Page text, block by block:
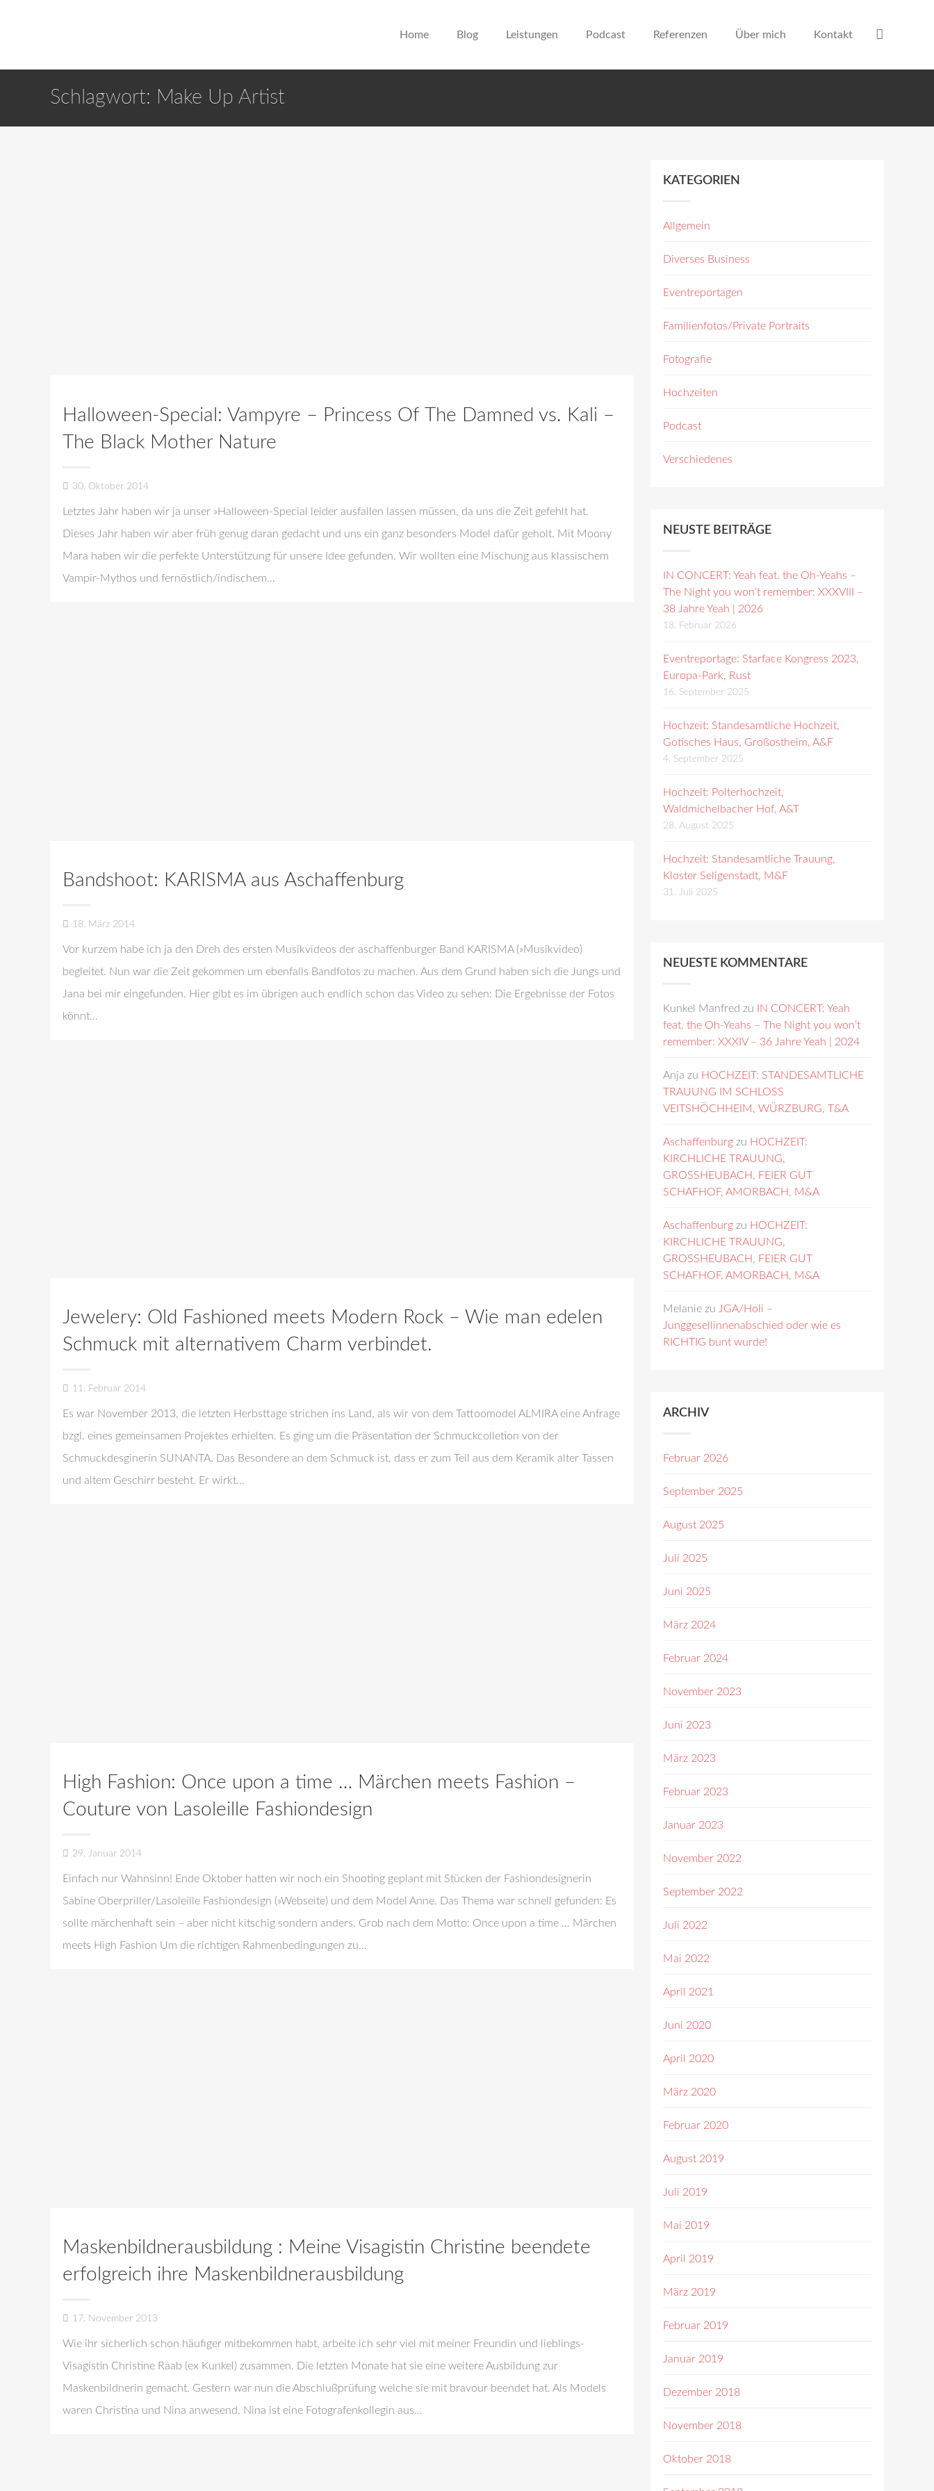
Home Blog Leistungen Podcast Referenzen Über mich Kontakt
Schlagwort: Make Up Artist
Halloween-Special: Vampyre – Princess Of The Damned vs. Kali –
The Black Mother Nature
30. Oktober 2014
Letztes Jahr haben wir ja unser »Halloween-Special leider ausfallen lassen müssen, da uns die Zeit gefehlt hat.
Dieses Jahr haben wir aber früh genug daran gedacht und uns ein ganz besonders Model dafür geholt. Mit Moony
Mara haben wir die perfekte Unterstützung für unsere Idee gefunden. Wir wollten eine Mischung aus klassischem
Vampir-Mythos und fernöstlich/indischem…
Bandshoot: KARISMA aus Aschaffenburg
18. März 2014
Vor kurzem habe ich ja den Dreh des ersten Musikvideos der aschaffenburger Band KARISMA (»Musikvideo)
begleitet. Nun war die Zeit gekommen um ebenfalls Bandfotos zu machen. Aus dem Grund haben sich die Jungs und
Jana bei mir eingefunden. Hier gibt es im übrigen auch endlich schon das Video zu sehen: Die Ergebnisse der Fotos
könnt…
Jewelery: Old Fashioned meets Modern Rock – Wie man edelen
Schmuck mit alternativem Charm verbindet.
11. Februar 2014
Es war November 2013, die letzten Herbsttage strichen ins Land, als wir von dem Tattoomodel ALMIRA eine Anfrage
bzgl. eines gemeinsamen Projektes erhielten. Es ging um die Präsentation der Schmuckcolletion von der
Schmuckdesginerin SUNANTA. Das Besondere an dem Schmuck ist, dass er zum Teil aus dem Keramik alter Tassen
und altem Geschirr besteht. Er wirkt…
High Fashion: Once upon a time … Märchen meets Fashion –
Couture von Lasoleille Fashiondesign
29. Januar 2014
Einfach nur Wahnsinn! Ende Oktober hatten wir noch ein Shooting geplant mit Stücken der Fashiondesignerin
Sabine Oberpriller/Lasoleille Fashiondesign (»Webseite) und dem Model Anne. Das Thema war schnell gefunden: Es
sollte märchenhaft sein – aber nicht kitschig sondern anders. Grob nach dem Motto: Once upon a time … Märchen
meets High Fashion Um die richtigen Rahmenbedingungen zu…
Maskenbildnerausbildung : Meine Visagistin Christine beendete
erfolgreich ihre Maskenbildnerausbildung
17. November 2013
Wie ihr sicherlich schon häufiger mitbekommen habt, arbeite ich sehr viel mit meiner Freundin und lieblings-
Visagistin Christine Raab (ex Kunkel) zusammen. Die letzten Monate hat sie eine weitere Ausbildung zur
Maskenbildnerin gemacht. Gestern war nun die Abschlußprüfung welche sie mit bravour beendet hat. Als Models
waren Christina und Nina anwesend. Nina ist eine Fotografenkollegin aus…
KATEGORIEN
Allgemein
Diverses Business
Eventreportagen
Familienfotos/Private Portraits
Fotografie
Hochzeiten
Podcast
Verschiedenes
NEUSTE BEITRÄGE
IN CONCERT: Yeah feat. the Oh-Yeahs –
The Night you won’t remember: XXXVIII –
38 Jahre Yeah | 2026
18. Februar 2026
Eventreportage: Starface Kongress 2023,
Europa-Park, Rust
16. September 2025
Hochzeit: Standesamtliche Hochzeit,
Gotisches Haus, Großostheim, A&F
4. September 2025
Hochzeit: Polterhochzeit,
Waldmichelbacher Hof, A&T
28. August 2025
Hochzeit: Standesamtliche Trauung,
Kloster Seligenstadt, M&F
31. Juli 2025
NEUESTE KOMMENTARE
Kunkel Manfred zu IN CONCERT: Yeah
feat. the Oh-Yeahs – The Night you won’t
remember: XXXIV – 36 Jahre Yeah | 2024
Anja zu HOCHZEIT: STANDESAMTLICHE
TRAUUNG IM SCHLOSS
VEITSHÖCHHEIM, WÜRZBURG, T&A
Aschaffenburg zu HOCHZEIT:
KIRCHLICHE TRAUUNG,
GROSSHEUBACH, FEIER GUT
SCHAFHOF, AMORBACH, M&A
Aschaffenburg zu HOCHZEIT:
KIRCHLICHE TRAUUNG,
GROSSHEUBACH, FEIER GUT
SCHAFHOF, AMORBACH, M&A
Melanie zu JGA/Holi –
Junggesellinnenabschied oder wie es
RICHTIG bunt wurde!
ARCHIV
Februar 2026
September 2025
August 2025
Juli 2025
Juni 2025
März 2024
Februar 2024
November 2023
Juni 2023
März 2023
Februar 2023
Januar 2023
November 2022
September 2022
Juli 2022
Mai 2022
April 2021
Juni 2020
April 2020
März 2020
Februar 2020
August 2019
Juli 2019
Mai 2019
April 2019
März 2019
Februar 2019
Januar 2019
Dezember 2018
November 2018
Oktober 2018